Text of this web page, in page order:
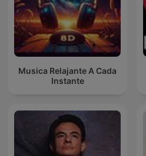
Musica Relajante A Cada
Instante